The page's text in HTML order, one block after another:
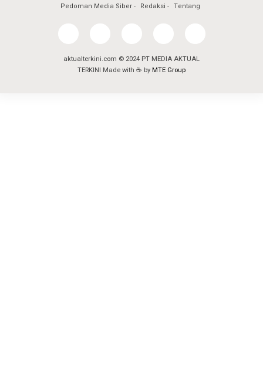
Pedoman Media Siber
Redaksi Tentang
aktualterkini.com © 2024 PT MEDIA AKTUAL
TERKINI Made with ☕ by MTE Group